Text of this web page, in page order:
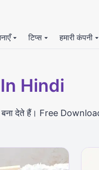
टिप्स हमारी कंपनी
Hindi​
बना देते हैं। Free